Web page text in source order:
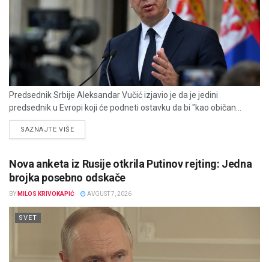
Predsednik Srbije Aleksandar Vučić izjavio je da je jedini
predsednik u Evropi koji će podneti ostavku da bi "kao običan...
SAZNAJTE VIŠEDETAILS
Nova anketa iz Rusije otkrila Putinov rejting: Jedna
brojka posebno odskače
BY MILOS KRIVOKAPIĆ AVGUST 7, 2026
SVET